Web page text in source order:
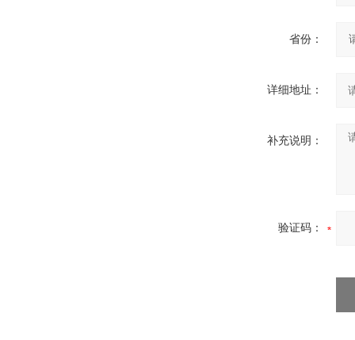
省份：
详细地址：
补充说明：
验证码：